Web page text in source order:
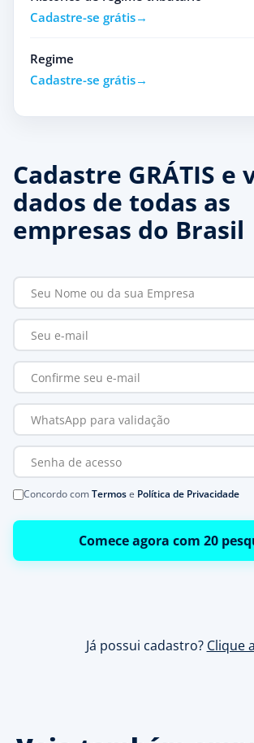
Cadastre-se grátis
Regime
Cadastre-se grátis
Cadastre GRÁTIS e
dados de todas as
empresas do Brasil
Concordo comTermose Política de Privacidade
Comece agora com 20
Já possui cadastro? Clique